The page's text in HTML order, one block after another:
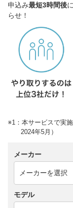
申込み最短3時間後に
らせ！
※1：本サービスで実
2024年5月）
メーカー
モデル